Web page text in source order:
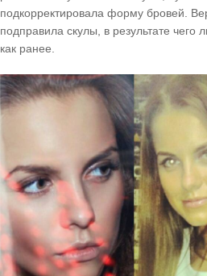
подкорректировала форму бровей.
подправила скулы, в результате чего
как ранее.